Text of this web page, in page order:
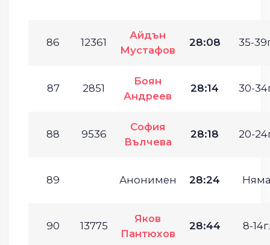
86 12361
Айдън
Мустафов
28:08 35-
87 2851
Боян
Андреев
28:14 30-
88 9536
София
Вълчева
28:18 20-
89 Анонимен 28:24 Няма
90 13775
Яков
Пантюхов
28:44 8-14г.